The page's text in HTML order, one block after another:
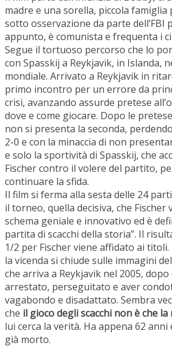
madre e una sorella, piccola
sotto osservazione da parte dell’FBI
appunto, è comunista e frequenta i
Segue il tortuoso percorso che lo
con Spasskij a Reykjavik, in Islanda,
mondiale. Arrivato a Reykjavik in
primo incontro per un errore da
crisi, avanzando assurde pretese
dove e come giocare. Dopo le
non si presenta la seconda,
2-0 e con la minaccia di non
e solo la sportività di Spasskij, che
Fischer contro il volere del partito,
continuare la sfida.
Il film si ferma alla sesta delle 24
il torneo, quella decisiva, che Fischer
schema geniale e innovativo ed è
partita di scacchi della storia”. Il
1/2 per Fischer viene affidato ai
la vicenda si chiude sulle immagini
che arriva a Reykjavik nel 2005,
arrestato, perseguitato e aver
vagabondo e disadattato. Sembra
che il gioco degli scacchi non è che
lui cerca la verità. Ha appena 62
già morto.